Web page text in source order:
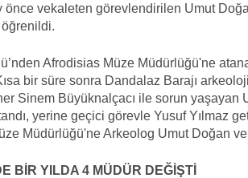
önce vekaleten görevlendirilen Umut
Afrodisias Müze Müdürlüğü'ne
bir süre sonra Dandalaz Barajı arkeoloji
Sinem Büyüknalçacı ile sorun
yerine geçici görevle Yusuf Yılmaz
Müdürlüğü'ne Arkeolog Umut Doğan
BİR YILDA 4 MÜDÜR DEĞİŞTİ